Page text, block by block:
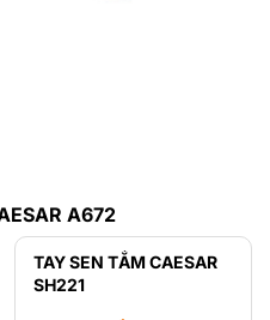
A672
TAY SEN TẮM CAESAR
SH221